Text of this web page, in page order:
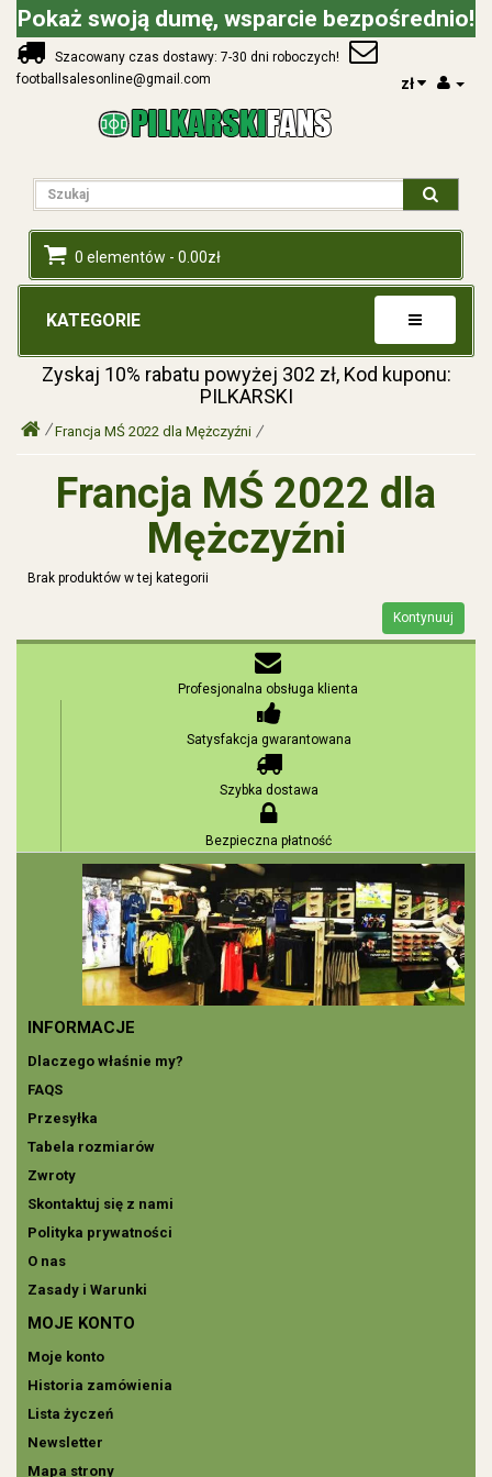
Pokaż swoją dumę, wsparcie bezpośrednio!
Szacowany czas dostawy: 7-30 dni roboczych!
footballsalesonline@gmail.com
zł
0 elementów - 0.00zł
KATEGORIE
Zyskaj 10% rabatu powyżej 302 zł, Kod kuponu:
PILKARSKI
Francja MŚ 2022 dla Mężczyźni
Francja MŚ 2022 dla
Mężczyźni
Brak produktów w tej kategorii
Kontynuuj
Profesjonalna obsługa klienta
Satysfakcja gwarantowana
Szybka dostawa
Bezpieczna płatność
INFORMACJE
Dlaczego właśnie my?
FAQS
Przesyłka
Tabela rozmiarów
Zwroty
Skontaktuj się z nami
Polityka prywatności
O nas
Zasady i Warunki
MOJE KONTO
Moje konto
Historia zamówienia
Lista życzeń
Newsletter
Mapa strony